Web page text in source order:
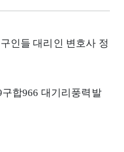
인들 대리인 변호사 정
합966 대기리풍력발